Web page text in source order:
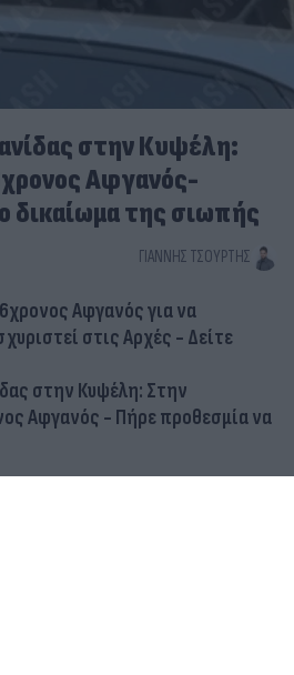
στην Κυψέλη:
Αφγανός-
δικαίωμα της σιωπής
ΓΙΆΝΝΗΣ ΤΣΟΎΡΤΗΣ
Αφγανός για να
στις Αρχές - Δείτε
στην Κυψέλη: Στην
Αφγανός - Πήρε προθεσμία να